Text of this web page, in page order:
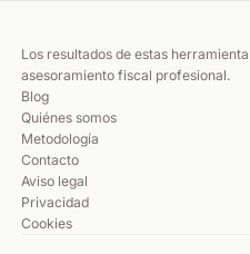
Los resultados de estas
asesoramiento fiscal profesional.
Blog
Quiénes somos
Metodología
Contacto
Aviso legal
Privacidad
Cookies